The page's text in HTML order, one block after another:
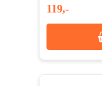
119,-